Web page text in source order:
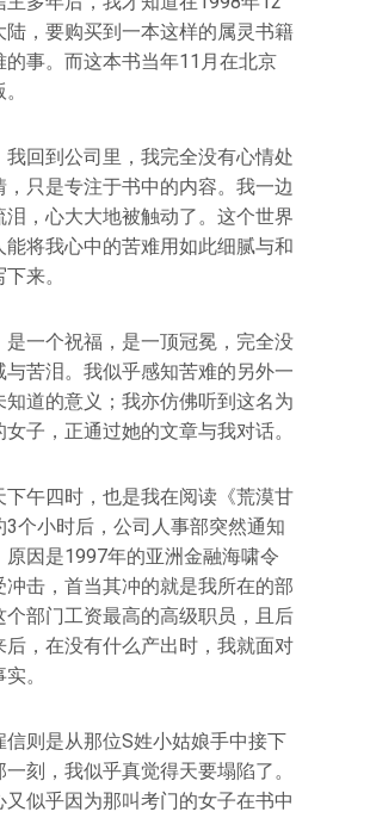
陆，要购买到一本这样的属灵书籍
的事。而这本书当年11月在北京
我回到公司里，我完全没有心情处
，只是专注于书中的内容。我一边
泪，心大大地被触动了。这个世界
能将我心中的苦难用如此细腻与和
来。
是一个祝福，是一顶冠冕，完全没
与苦泪。我似乎感知苦难的另外一
知道的意义；我亦仿佛听到这名为
子，正通过她的文章与我对话。
下午四时，也是我在阅读《荒漠甘
3个小时后，公司人事部突然通知
原因是1997年的亚洲金融海啸令
冲击，首当其冲的就是我所在的部
个部门工资最高的高级职员，且后
后，在没有什么产出时，我就面对
。
信则是从那位S姓小姑娘手中接下
刻，我似乎真觉得天要塌陷了。
又似乎因为那叫考门的女子在书中